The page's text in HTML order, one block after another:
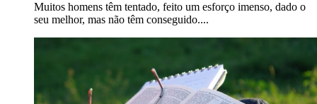
Muitos homens têm tentado, feito um esforço imenso, dado o
seu melhor, mas não têm conseguido....